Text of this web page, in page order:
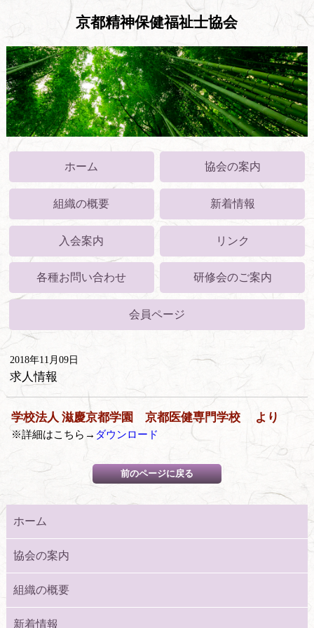
京都精神保健福祉士協会
ホーム 協会の案内
組織の概要 新着情報
入会案内 リンク
各種お問い合わせ 研修会のご案内
会員ページ
2018年11月09日
求人情報
学校法人 滋慶京都学園 京都医健専門学校 より
※詳細はこちら→ ダウンロード
ホーム
協会の案内
組織の概要
新着情報